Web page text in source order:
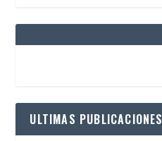
ULTIMAS PUBLICACIONES